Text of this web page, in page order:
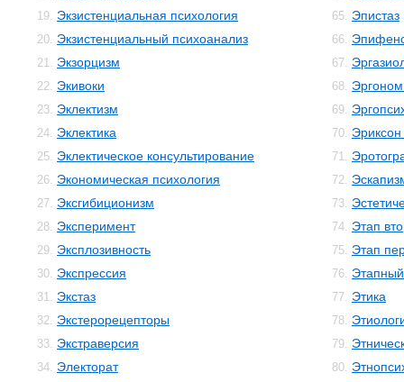
19. Экзистенциальная психология
20. Экзистенциальный психоанализ
21. Экзорцизм
22. Экивоки
23. Эклектизм
24. Эклектика
25. Эклектическое консультирование
26. Экономическая психология
27. Эксгибиционизм
28. Эксперимент
29. Эксплозивность
30. Экспрессия
31. Экстаз
32. Экстерорецепторы
33. Экстраверсия
34. Электорат
65. Эпистаз
66.
67.
68.
69.
70.
71.
72.
73.
74. Этап
75. Этап
76.
77. Этика
78.
79.
80.